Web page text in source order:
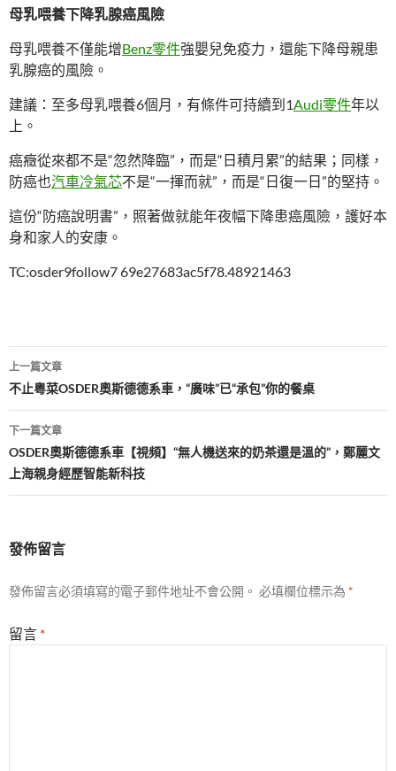
母乳喂養下降乳腺癌風險
母乳喂養不僅能增Benz零件強嬰兒免疫力，還能下降母親患
乳腺癌的風險。
建議：至多母乳喂養6個月，有條件可持續到1Audi零件年以
上。
癌癥從來都不是“忽然降臨”，而是“日積月累”的結果；同樣，
防癌也汽車冷氣芯不是“一揮而就”，而是“日復一日”的堅持。
這份“防癌說明書”，照著做就能年夜幅下降患癌風險，護好本
身和家人的安康。
TC:osder9follow7 69e27683ac5f78.48921463
文
章
導
覽
上一篇文章
不止粵菜OSDER奧斯德德系車，“廣味”已“承包”你的餐桌
下一篇文章
OSDER奧斯德德系車【視頻】“無人機送來的奶茶還是溫的”，鄭麗文
上海親身經歷智能新科技
發佈留言
發佈留言必須填寫的電子郵件地址不會公開。 必填欄位標示為 *
留言 *